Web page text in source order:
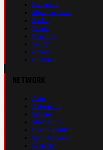
Formula 1
Motomondiale
Basket
Tennis
Running
Volley
eSports
Ciclismo
Auto
Autosprint
Inmoto
Motosprint
Guerinsportivo
Sport Network
Fantacup